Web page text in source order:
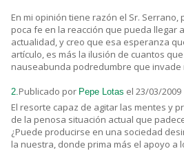
En mi opinión tiene razón el Sr.
poca fe en la reacción que pueda llegar
actualidad, y creo que esa esperanza
artículo, es más la ilusión de cuantos
nauseabunda podredumbre que invade
2.Publicado por Pepe Lotas el 23/03/2009
El resorte capaz de agitar las mentes y
de la penosa situación actual que
¿Puede producirse en una sociedad
la nuestra, donde prima más el apoyo a